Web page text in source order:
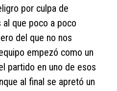
por culpa de
al que poco a poco
del que no nos
empezó como un
partido en uno de esos
al final se apretó un